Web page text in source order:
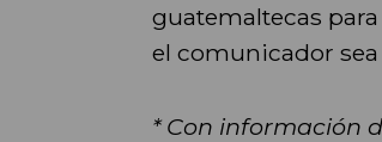
guatemaltecas
el comunicador
* Con información